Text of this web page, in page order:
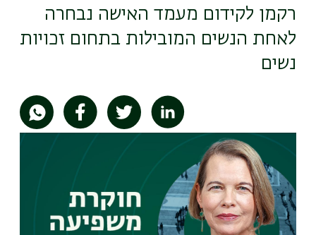
רקמן לקידום מעמד האישה נבחרה
לאחת הנשים המובילות בתחום זכויות
נשים